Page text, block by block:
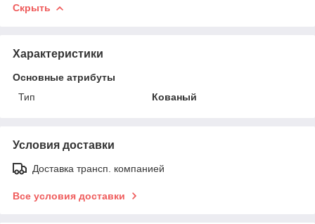
Скрыть
Характеристики
Основные атрибуты
Тип
Кованый
Условия доставки
Доставка трансп. компанией
Все условия доставки